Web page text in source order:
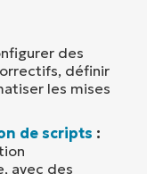
des
définir
les mises
de scripts :
avec des